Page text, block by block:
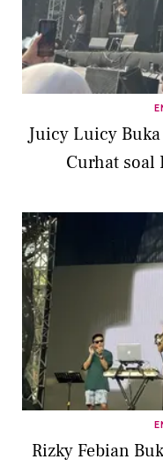
Juicy Luicy
Curhat soal
Rizky Febian